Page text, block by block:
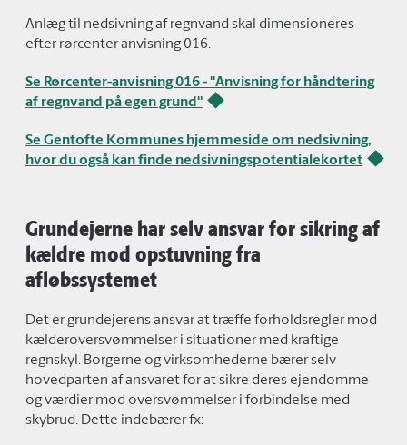
Anlæg til nedsivning af regnvand skal dimensioneres
efter rørcenter anvisning 016.
Se Rørcenter-anvisning 016 - "Anvisning for håndtering
af regnvand på egen grund"
Se Gentofte Kommunes hjemmeside om nedsivning,
hvor du også kan finde nedsivningspotentialekortet
Grundejerne har selv ansvar for sikring af
kældre mod opstuvning fra
afløbssystemet
Det er grundejerens ansvar at træffe forholdsregler mod
kælderoversvømmelser i situationer med kraftige
regnskyl. Borgerne og virksomhederne bærer selv
hovedparten af ansvaret for at sikre deres ejendomme
og værdier mod oversvømmelser i forbindelse med
skybrud. Dette indebærer fx: